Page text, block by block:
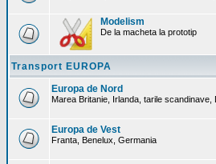
Modelism
De la macheta la prototip
Transport EUROPA
Europa de Nord
Marea Britanie, Irlanda, tarile scandinave,
Europa de Vest
Franta, Benelux, Germania